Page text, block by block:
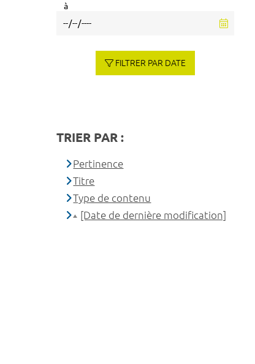
à
FILTRER PAR DATE
TRIER PAR :
Pertinence
Titre
Type de contenu
[Date de dernière modification]